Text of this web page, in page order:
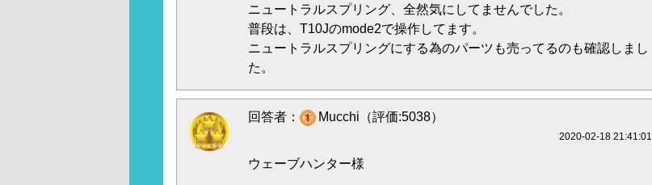
ニュートラルスプリング、全然気にしてませんでした。
普段は、T10Jのmode2で操作してます。
ニュートラルスプリングにする為のパーツも売ってるのも確認しまし
た。
回答者： Mucchi（評価:5038）
2020-02-18 21:41:01
ウェーブハンター様